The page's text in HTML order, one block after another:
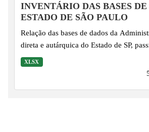
INVENTÁRIO DAS BASES DE
ESTADO DE SÃO PAULO
Relação das bases de dados da
direta e autárquica do Estado de SP,
XLSX